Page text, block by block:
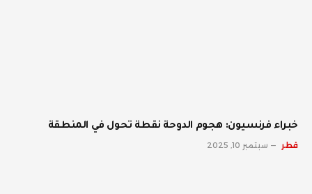
خبراء فرنسيون: هجوم الدوحة نقطة تحول في المنطقة
قطر سبتمبر 10, 2025